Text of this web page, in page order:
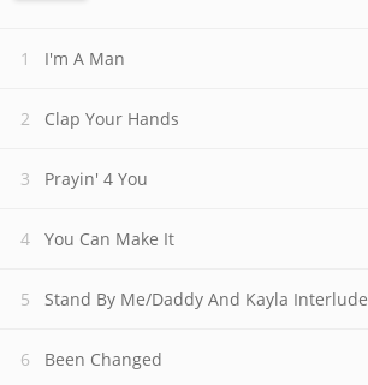
I'm A Man
Clap Your Hands
Prayin' 4 You
You Can Make It
Stand By Me/Daddy And Kayla Interlude
Been Changed